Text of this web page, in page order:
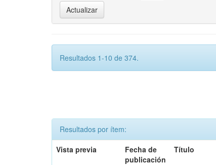
Resultados 1-10 de 374.
Resultados por ítem:
Vista previa
Fecha de
publicación
Título